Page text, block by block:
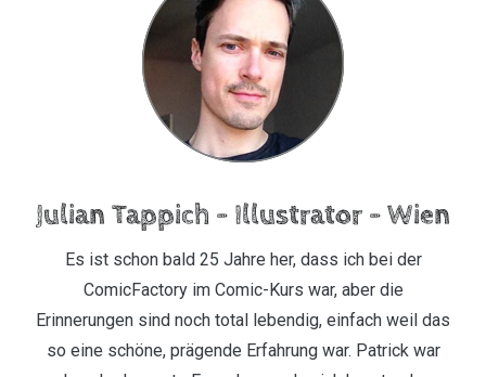
Julian Tappich – Illustrator – Wien
Es ist schon bald 25 Jahre her, dass ich bei der
ComicFactory im Comic-Kurs war, aber die
Erinnerungen sind noch total lebendig, einfach weil das
so eine schöne, prägende Erfahrung war. Patrick war